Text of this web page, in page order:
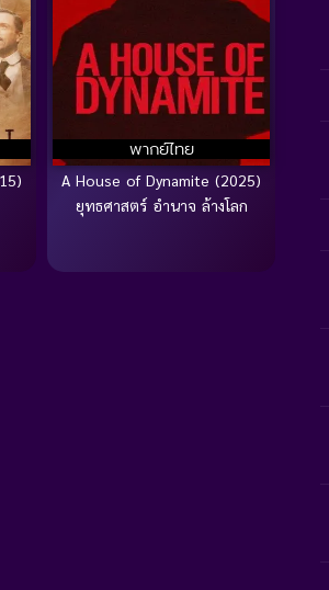
พากย์ไทย
A House of Dynamite (2025)
ยุทธศาสตร์ อำนาจ ล้างโลก